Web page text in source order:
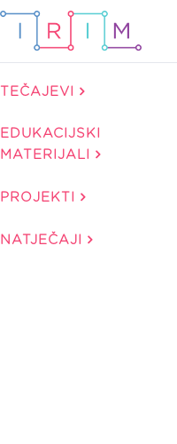
TEČAJEVI
EDUKACIJSKI
MATERIJALI
PROJEKTI
NATJEČAJI